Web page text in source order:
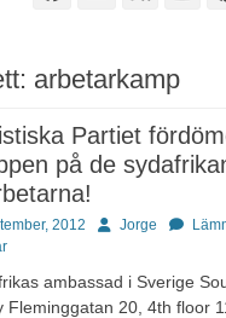
arbetarkamp
Partiet
på de
2012 Författare
Jorge
ambassad i Sverige
Fleminggatan 20, 4th floor